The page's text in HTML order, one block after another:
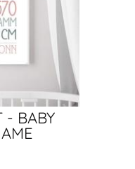
- BABY